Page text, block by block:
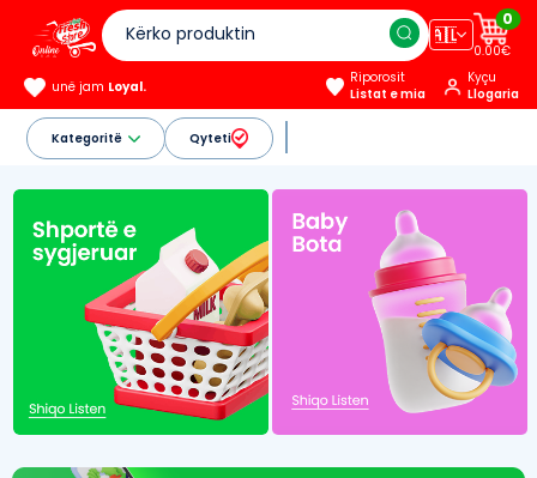
🇦🇱
0
0.00€
unë jam Loyal.
Riporosit
Listat e mia
Kyçu
Llogaria
Kategoritë Qyteti